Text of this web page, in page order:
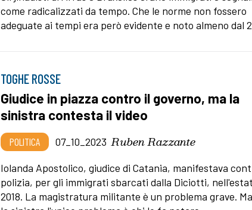
come radicalizzati da tempo. Che le norme non fossero
adeguate ai tempi era però evidente e noto almeno dal
TOGHE ROSSE
Giudice in piazza contro il governo, ma la
sinistra contesta il video
POLITICA 07_10_2023 Ruben Razzante
Iolanda Apostolico, giudice di Catania, manifestava
polizia, per gli immigrati sbarcati dalla Diciotti,
2018. La magistratura militante è un problema grave.